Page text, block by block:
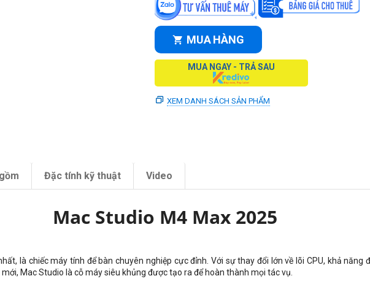
MUA HÀNG
MUA NGAY - TRẢ SAU
XEM DANH SÁCH SẢN PHẨM
Đặc tính kỹ thuật Video
Mac Studio M4 Max 2025
là chiếc máy tính để bàn chuyên nghiệp cực đỉnh. Với sự thay đổi lớn về lõi CPU, khả
Mac Studio là cỗ máy siêu khủng được tạo ra để hoàn thành mọi tác vụ.